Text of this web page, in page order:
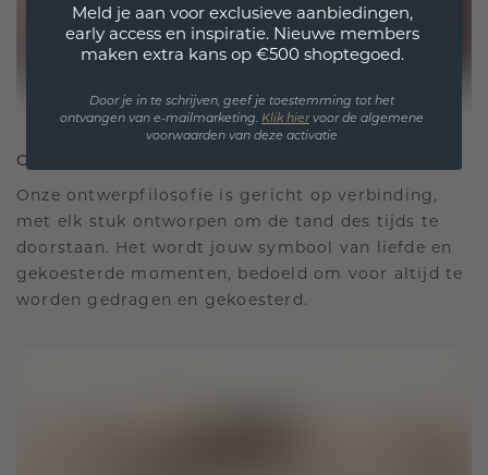
ONTWORPEN VOOR VERBINDING
Onze ontwerpfilosofie is gericht op verbinding,
met elk stuk ontworpen om de tand des tijds te
doorstaan. Het wordt jouw symbool van liefde en
gekoesterde momenten, bedoeld om voor altijd te
worden gedragen en gekoesterd.
Meld je aan voor exclusieve aanbiedingen,
early access en inspiratie. Nieuwe members
maken extra kans op €500 shoptegoed.
Door je in te schrijven, geef je toestemming tot het
ontvangen van e-mailmarketing. Klik hiervoor de algemene
voorwaarden van deze activatie